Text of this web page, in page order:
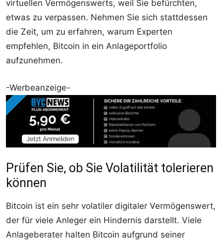
virtuellen Vermögenswerts, weil Sie befürchten,
etwas zu verpassen. Nehmen Sie sich stattdessen
die Zeit, um zu erfahren, warum Experten
empfehlen, Bitcoin in ein Anlageportfolio
aufzunehmen.
-Werbeanzeige-
Prüfen Sie, ob Sie Volatilität tolerieren
können
Bitcoin ist ein sehr volatiler digitaler Vermögenswert,
der für viele Anleger ein Hindernis darstellt. Viele
Anlageberater halten Bitcoin aufgrund seiner